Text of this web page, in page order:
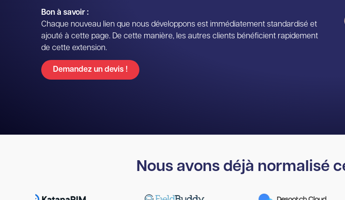
Bon à savoir :
Chaque nouveau lien que nous développons est immédiatement standardisé et
ajouté à cette page. De cette manière, les autres clients bénéficient rapidement
de cette extension.
Demandez un devis !
Nous avons déjà normalisé